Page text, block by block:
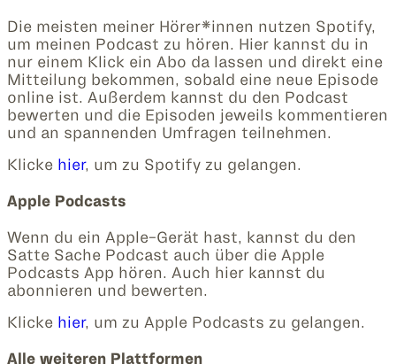
Die meisten meiner Hörer*innen nutzen Spotify,
um meinen Podcast zu hören. Hier kannst du in
nur einem Klick ein Abo da lassen und direkt eine
Mitteilung bekommen, sobald eine neue Episode
online ist. Außerdem kannst du den Podcast
bewerten und die Episoden jeweils kommentieren
und an spannenden Umfragen teilnehmen.
Klicke hier, um zu Spotify zu gelangen.
Apple Podcasts
Wenn du ein Apple-Gerät hast, kannst du den
Satte Sache Podcast auch über die Apple
Podcasts App hören. Auch hier kannst du
abonnieren und bewerten.
Klicke hier, um zu Apple Podcasts zu gelangen.
Alle weiteren Plattformen